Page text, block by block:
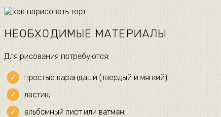
НЕОБХОДИМЫЕ МАТЕРИАЛЫ
Для рисования потребуются:
простые карандаши (твердый и мягкий);
ластик;
альбомный лист или ватман;